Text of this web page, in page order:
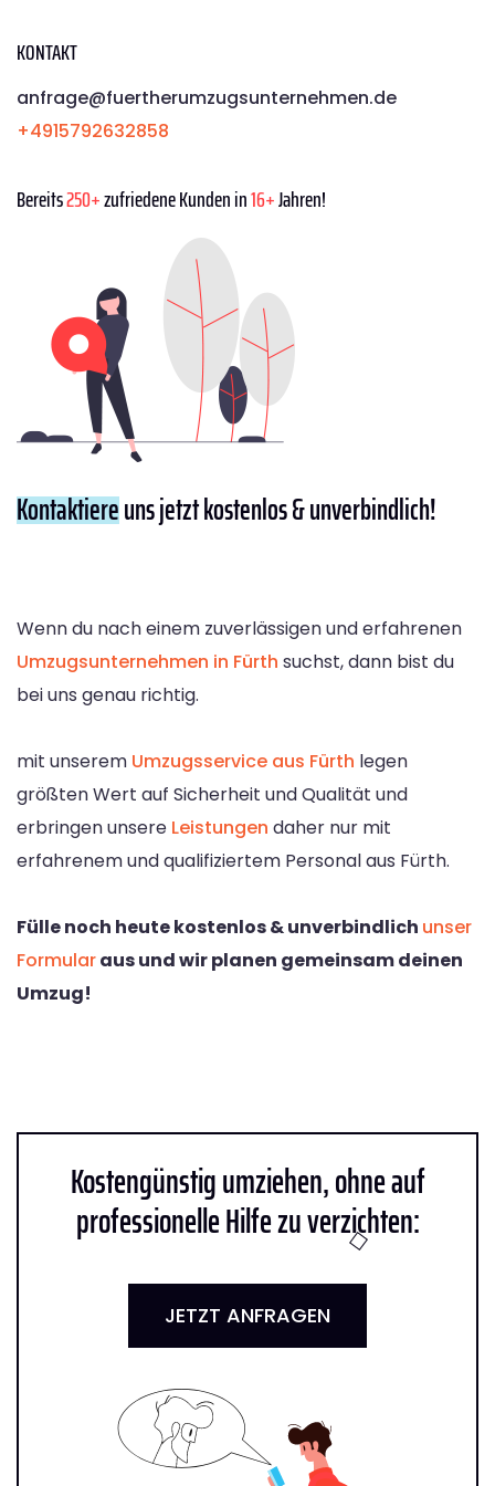
KONTAKT
anfrage@fuertherumzugsunternehmen.de
+4915792632858
Bereits250+zufriedene Kunden in16+Jahren!
Kontaktiereuns jetzt kostenlos & unverbindlich!
Wenn du nach einem zuverlässigen und erfahrenen
Umzugsunternehmen in Fürth suchst, dann bist du
bei uns genau richtig.
mit unserem Umzugsservice aus Fürth legen
größten Wert auf Sicherheit und Qualität und
erbringen unsere Leistungen daher nur mit
erfahrenem und qualifiziertem Personal aus Fürth.
Fülle noch heute kostenlos & unverbindlich unser
Formularaus und wir planen gemeinsam deinen
Umzug!
Kostengünstig umziehen, ohne auf
professionelle Hilfe zu verzichten:
JETZT ANFRAGEN